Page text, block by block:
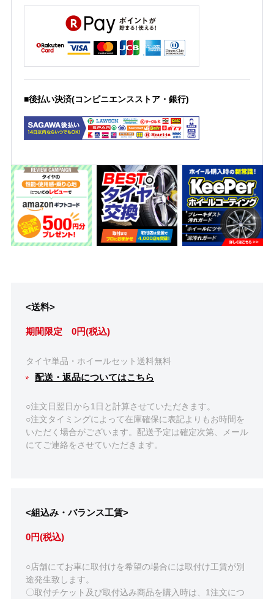
■後払い決済(コンビニエンスストア・銀行)
<送料>
期間限定 0円(税込)
タイヤ単品・ホイールセット送料無料
配送・返品についてはこちら
○注文日翌日から1日と計算させていただきます。
○注文タイミングによって在庫確保に表記よりもお時間を
いただく場合がございます。配送予定は確定次第、メール
にてご連絡をさせていただきます。
<組込み・バランス工賃>
0円(税込)
○店舗にてお車に取付けを希望の場合には取付け工賃が別
途発生致します。
〇取付チケット及び取付込み商品を購入時は、1注文につ